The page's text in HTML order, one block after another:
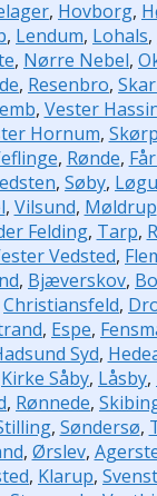
, Hovborg,
, Lendum, Lohals,
, Nørre Nebel,
, Resenbro,
, Vester
Hornum,
, Rønde,
, Søby,
, Vilsund, Møldrup
Felding, Tarp,
Vedsted,
, Bjæverskov,
Christiansfeld,
, Espe,
Syd,
Kirke Såby, Låsby,
, Rønnede,
, Søndersø,
, Ørslev,
, Klarup,